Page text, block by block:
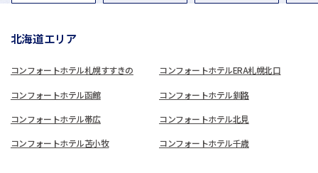
北海道エリア
コンフォートホテル札幌すすきの コンフォートホテルERA札幌北口
コンフォートホテル函館 コンフォートホテル釧路
コンフォートホテル帯広 コンフォートホテル北見
コンフォートホテル苫小牧 コンフォートホテル千歳